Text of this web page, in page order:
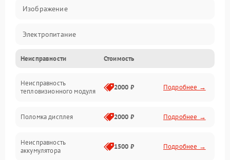
Изображение
Электропитание
Измерения
Матрица
Неисправности Стоимость
Неисправность
тепловизионного модуля
2000 ₽ Подробнее →
Поломка дисплея 2000 ₽ Подробнее →
Неисправность
аккумулятора
1500 ₽ Подробнее →